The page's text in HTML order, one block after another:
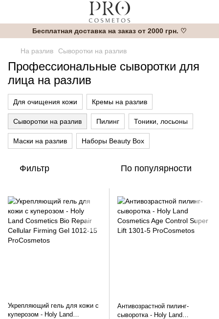
Бесплатная доставка на заказ от 2000 грн. ♡
На разлив Сыворотки на разлив
Профессиональные сыворотки для
лица на разлив
Для очищения кожи Кремы на разлив
Сыворотки на разлив Пилинг Тоники, лосьоны
Маски на разлив Наборы Beauty Box
Фильтр По популярности
Укрепляющий гель для кожи с
куперозом - Holy Land
Антивозрастной пилинг-
сыворотка - Holy Land